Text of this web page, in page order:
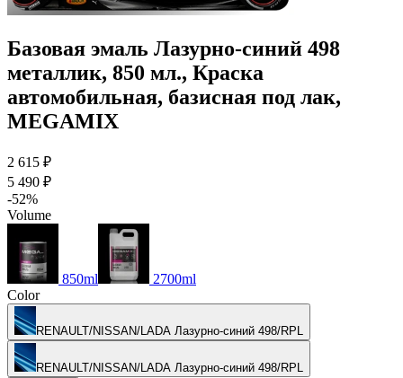
Базовая эмаль Лазурно-синий 498
металлик, 850 мл., Краска
автомобильная, базисная под лак,
MEGAMIX
2 615 ₽
5 490 ₽
-52%
Volume
850ml
2700ml
Color
RENAULT/NISSAN/LADA Лазурно-синий 498/RPL
RENAULT/NISSAN/LADA Лазурно-синий 498/RPL